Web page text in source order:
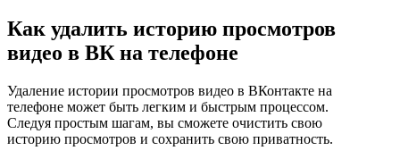
Как удалить историю просмотров
видео в ВК на телефоне
Удаление истории просмотров видео в ВКонтакте на
телефоне может быть легким и быстрым процессом.
Следуя простым шагам, вы сможете очистить свою
историю просмотров и сохранить свою приватность.